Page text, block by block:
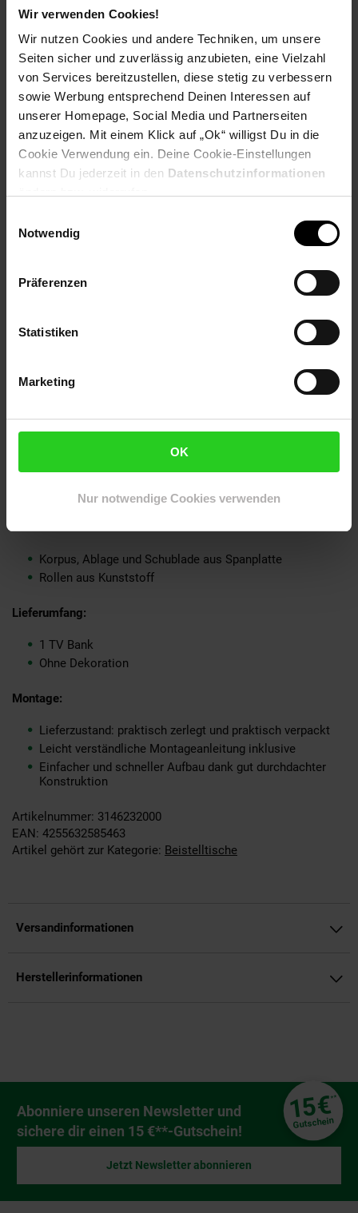
Wir verwenden Cookies!
Wir nutzen Cookies und andere Techniken, um unsere
Seiten sicher und zuverlässig anzubieten, eine Vielzahl
von Services bereitzustellen, diese stetig zu verbessern
sowie Werbung entsprechend Deinen Interessen auf
unserer Homepage, Social Media und Partnerseiten
anzuzeigen. Mit einem Klick auf „Ok“ willigst Du in die
Cookie Verwendung ein. Deine Cookie-Einstellungen
kannst Du jederzeit in den Datenschutzinformationen
Notwendig
Präferenzen
Statistiken
Marketing
OK
Nur notwendige Cookies verwenden
Tiefe: ca. 38 cm
Höhe: ca. 51 cm
Plattenstärke: ca. 1 cm
Abstand Boden bis erste Platte: ca. 1,5 cm
Kabeldurchlass: ca. 15,5 x 40 cm
Seitenablage: ca. 15,5 x 40 cm
Frontblende je ca. 6,5 x 40 cm
Ablage unten ca: 12 x 50 cm
Ablage mitte ca: 13 x 50 cm
Mit feuchtem Tuch, evtl. mit mildem Reinigungsmittel
Mit trockenem Tuch nachwischen
Keine scharfen oder lösungsmittelhaltige Reiniger
Korpus: Buche
Rollen: Schwarz
Material:
Korpus, Ablage und Schublade aus Spanplatte
Rollen aus Kunststoff
Lieferumfang:
1 TV Bank
Ohne Dekoration
Montage:
Lieferzustand: praktisch zerlegt und praktisch verpackt
Leicht verständliche Montageanleitung inklusive
Einfacher und schneller Aufbau dank gut durchdachter
Konstruktion
Artikelnummer: 3146232000
EAN: 4255632585463
Artikel gehört zur Kategorie: Beistelltische
Versandinformationen
Herstellerinformationen
Newsletter Anmeldung
Abonniere unseren Newsletter und
sichere dir einen 15 €**-Gutschein!
15€**
Gutschein
Jetzt Newsletter abonnieren